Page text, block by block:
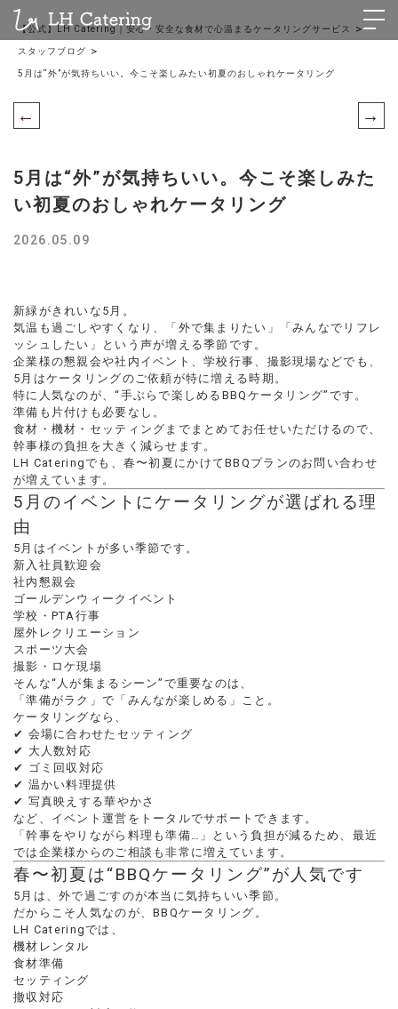
【公式】LH Catering｜安心・安全な食材で心温まるケータリングサービス >
スタッフブログ >
5月は“外”が気持ちいい。今こそ楽しみたい初夏のおしゃれケータリング
← →
5月は“外”が気持ちいい。今こそ楽しみた
い初夏のおしゃれケータリング
2026.05.09
新緑がきれいな5月。
気温も過ごしやすくなり、「外で集まりたい」「みんなでリフレ
ッシュしたい」という声が増える季節です。
企業様の懇親会や社内イベント、学校行事、撮影現場などでも、
5月はケータリングのご依頼が特に増える時期。
特に人気なのが、“手ぶらで楽しめるBBQケータリング”です。
準備も片付けも必要なし。
食材・機材・セッティングまでまとめてお任せいただけるので、
幹事様の負担を大きく減らせます。
LH Cateringでも、春〜初夏にかけてBBQプランのお問い合わせ
が増えています。
5月のイベントにケータリングが選ばれる理
由
5月はイベントが多い季節です。
新入社員歓迎会
社内懇親会
ゴールデンウィークイベント
学校・PTA行事
屋外レクリエーション
スポーツ大会
撮影・ロケ現場
そんな“人が集まるシーン”で重要なのは、
「準備がラク」で「みんなが楽しめる」こと。
ケータリングなら、
✔ 会場に合わせたセッティング
✔ 大人数対応
✔ ゴミ回収対応
✔ 温かい料理提供
✔ 写真映えする華やかさ
など、イベント運営をトータルでサポートできます。
「幹事をやりながら料理も準備…」という負担が減るため、最近
では企業様からのご相談も非常に増えています。
春〜初夏は“BBQケータリング”が人気です
5月は、外で過ごすのが本当に気持ちいい季節。
だからこそ人気なのが、BBQケータリング。
LH Cateringでは、
機材レンタル
食材準備
セッティング
撤収対応